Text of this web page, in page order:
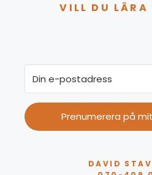
VILL DU LÄRA
Prenumerera på
DAVID